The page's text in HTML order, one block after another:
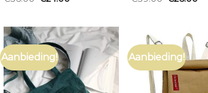
Aanbieding! Aanbieding!